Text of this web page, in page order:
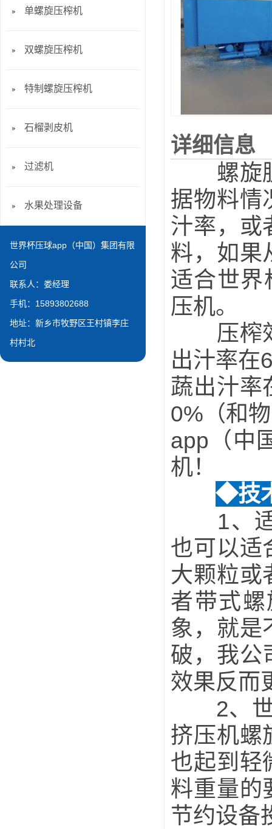
详细信息
螺旋脱
据物料情
汁率，或
料，如果
适合世界
压机。
压榨效
出汁率在
蔬出汁率
0%（和
app（中
机！
◆技
1、适
也可以适
大颗粒或
者带式
象，就是
破，我公
效果反而
2、世
挤压机螺
也起到轻
料重量的
节约设备
单螺旋压榨机
双螺旋压榨机
特制螺旋压榨机
石榴剥皮机
过滤机
水果处理设备
世界杯压球app（中国）集团有限
公司
联系人：娄经理
手机：15893802688
地址：新乡市牧野区王村镇李庄
村村北